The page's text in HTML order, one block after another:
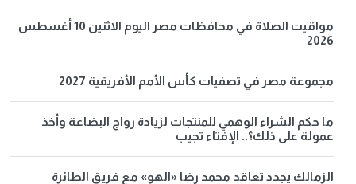
مواقيت الصلاة في محافظات مصر اليوم الاثنين 10 أغسطس
2026
مجموعة مصر في تصفيات كأس الأمم الأفريقية 2027
ما حكم الشراء الوهمي للمنتجات لزيادة رواج البضاعة وأخذ
عمولة على ذلك؟.. الإفتاء تجيب
الزمالك يجدد تعاقد محمد رضا «الهو» مع فريق الطائرة